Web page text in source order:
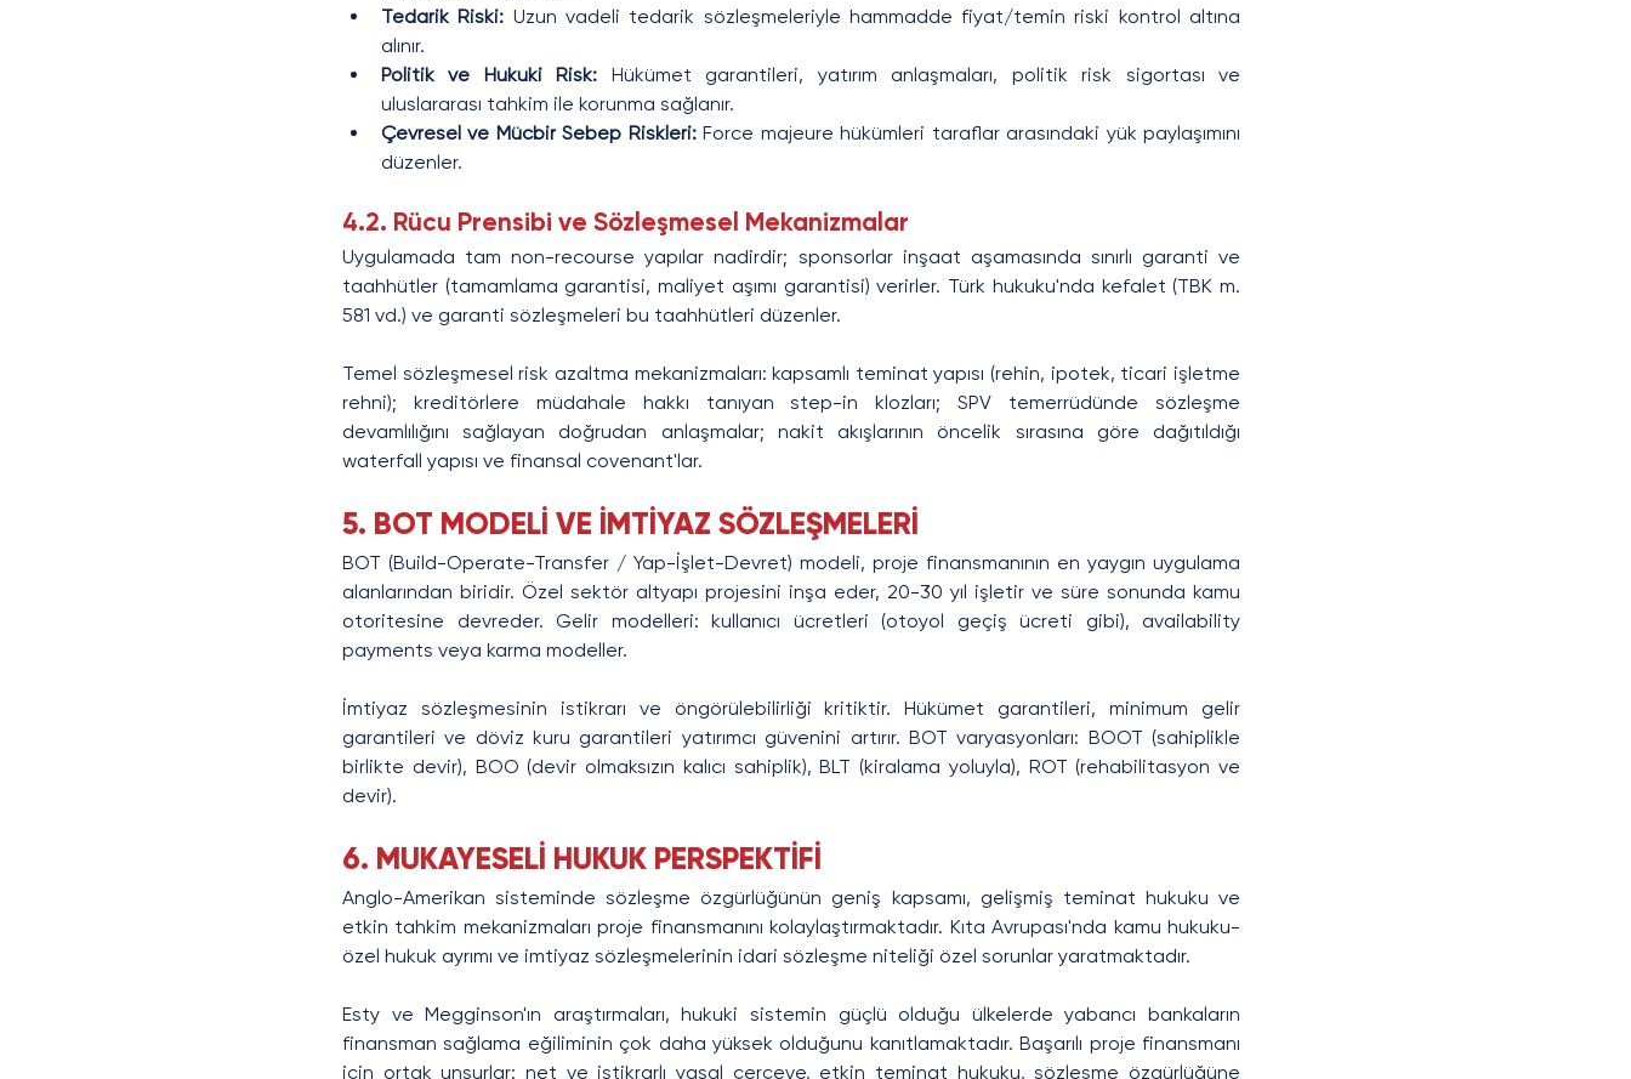
Tedarik Riski: Uzun vadeli tedarik sözleşmeleriyle hammadde fiyat/temin riski kontrol altına
alınır.
Politik ve Hukuki Risk: Hükümet garantileri, yatırım anlaşmaları, politik risk sigortası ve
uluslararası tahkim ile korunma sağlanır.
Çevresel ve Mücbir Sebep Riskleri: Force majeure hükümleri taraflar arasındaki yük paylaşımını
düzenler.
4.2. Rücu Prensibi ve Sözleşmesel Mekanizmalar
Uygulamada tam non-recourse yapılar nadirdir; sponsorlar inşaat aşamasında sınırlı garanti ve
taahhütler (tamamlama garantisi, maliyet aşımı garantisi) verirler. Türk hukuku'nda kefalet (TBK m.
581 vd.) ve garanti sözleşmeleri bu taahhütleri düzenler.
Temel sözleşmesel risk azaltma mekanizmaları: kapsamlı teminat yapısı (rehin, ipotek, ticari işletme
rehni); kreditörlere müdahale hakkı tanıyan step-in klozları; SPV temerrüdünde sözleşme
devamlılığını sağlayan doğrudan anlaşmalar; nakit akışlarının öncelik sırasına göre dağıtıldığı
waterfall yapısı ve finansal covenant'lar.
5. BOT MODELİ VE İMTİYAZ SÖZLEŞMELERİ
BOT (Build-Operate-Transfer / Yap-İşlet-Devret) modeli, proje finansmanının en yaygın uygulama
alanlarından biridir. Özel sektör altyapı projesini inşa eder, 20-30 yıl işletir ve süre sonunda kamu
otoritesine devreder. Gelir modelleri: kullanıcı ücretleri (otoyol geçiş ücreti gibi), availability
payments veya karma modeller.
İmtiyaz sözleşmesinin istikrarı ve öngörülebilirliği kritiktir. Hükümet garantileri, minimum gelir
garantileri ve döviz kuru garantileri yatırımcı güvenini artırır. BOT varyasyonları: BOOT (sahiplikle
birlikte devir), BOO (devir olmaksızın kalıcı sahiplik), BLT (kiralama yoluyla), ROT (rehabilitasyon ve
devir).
6. MUKAYESELİ HUKUK PERSPEKTİFİ
Anglo-Amerikan sisteminde sözleşme özgürlüğünün geniş kapsamı, gelişmiş teminat hukuku ve
etkin tahkim mekanizmaları proje finansmanını kolaylaştırmaktadır. Kıta Avrupası'nda kamu hukuku-
özel hukuk ayrımı ve imtiyaz sözleşmelerinin idari sözleşme niteliği özel sorunlar yaratmaktadır.
Esty ve Megginson'ın araştırmaları, hukuki sistemin güçlü olduğu ülkelerde yabancı bankaların
finansman sağlama eğiliminin çok daha yüksek olduğunu kanıtlamaktadır. Başarılı proje finansmanı
için ortak unsurlar: net ve istikrarlı yasal çerçeve, etkin teminat hukuku, sözleşme özgürlüğüne